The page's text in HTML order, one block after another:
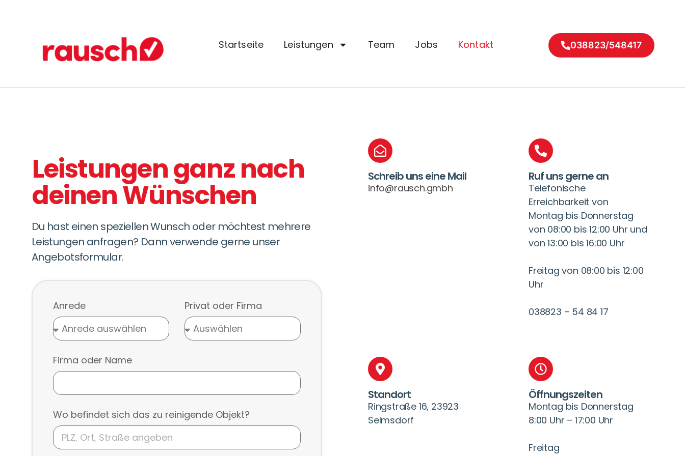
Startseite Leistungen Team Jobs Kontakt 038823/548417
Leistungen ganz nach
deinen Wünschen
Du hast einen speziellen Wunsch oder möchtest mehrere
Leistungen anfragen? Dann verwende gerne unser
Angebotsformular.
Anrede Privat oder Firma
Firma oder Name
Wo befindet sich das zu reinigende Objekt?
Schreib uns eine Mail
info@rausch.gmbh
Ruf uns gerne an
Telefonische
Erreichbarkeit von
Montag bis Donnerstag
von 08:00 bis 12:00 Uhr und
von 13:00 bis 16:00 Uhr
Freitag von 08:00 bis 12:00
Uhr
038823 – 54 84 17
Standort
Ringstraße 16, 23923
Selmsdorf
Öffnungszeiten
Montag bis Donnerstag
8:00 Uhr – 17:00 Uhr
Freitag